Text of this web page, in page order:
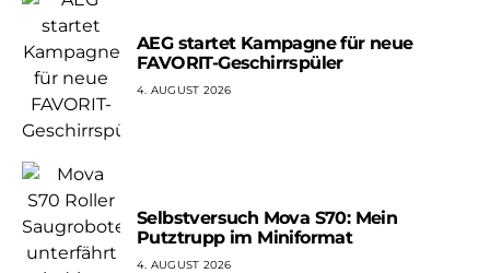
AEG startet Kampagne für neue
FAVORIT-Geschirrspüler
4. AUGUST 2026
Selbstversuch Mova S70: Mein
Putztrupp im Miniformat
4. AUGUST 2026